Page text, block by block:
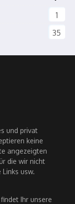
1
35
und privat
keine
angezeigten
die wir nicht
usw.
findet Ihr unsere